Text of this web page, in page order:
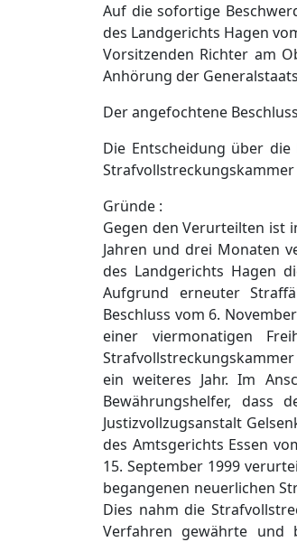
Auf die sofortige
des Landgerichts Hagen
Vorsitzenden Richter am
Anhörung der
Der angefochtene
Die Entscheidung über
Gründe :
Gegen den Verurteilten ist
Jahren und drei Monaten
des Landgerichts Hagen
Aufgrund erneuter
Beschluss vom 6.
einer viermonatigen
ein weiteres Jahr. Im
Bewährungshelfer,
Justizvollzugsanstalt
des Amtsgerichts Essen
15. September 1999
begangenen neuerlichen
Dies nahm die
Verfahren gewährte und